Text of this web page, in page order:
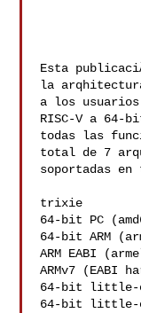
Esta
la
a los usuarios
RISC-V a 64-
todas las
total de 7
soportadas
trixie
64-bit PC
64-bit ARM
ARM EABI
ARMv7 (EABI
64-bit little-
64-bit little-